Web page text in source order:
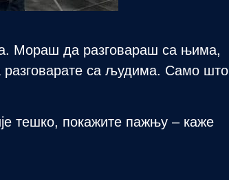
Мораш да разговараш са њима,
са људима. Само што
тешко, покажите пажњу – каже